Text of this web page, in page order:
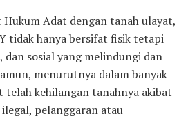
Adat dengan tanah ulayat,
tidak hanya bersifat fisik tetapi
sosial yang melindungi dan
menurutnya dalam banyak
telah kehilangan tanahnya akibat
pelanggaran atau